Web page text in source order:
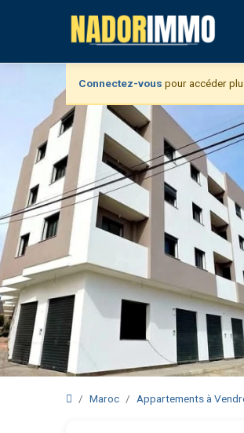
Connectez-vous pour accéder
Maroc Appartements à